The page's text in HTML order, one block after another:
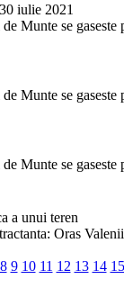
iulie 2021
Munte se
Munte se
Munte se
a unui teren
Oras
8 9 10 11 12 13 14 15